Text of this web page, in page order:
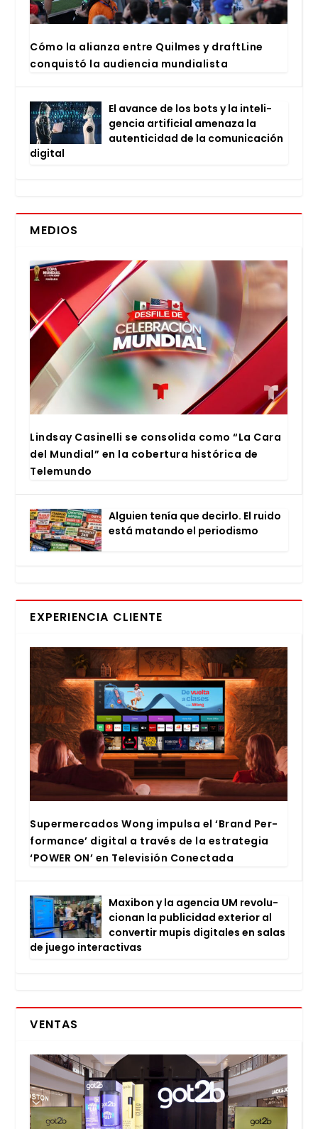
Cómo la alian­za entre Quil­mes y draftLi­ne
con­quis­tó la audien­cia mun­dia­lis­ta
El avan­ce de los bots y la inte­li­
gen­cia arti­fi­cial ame­na­za la
auten­ti­ci­dad de la comu­ni­ca­ción
digi­tal
MEDIOS
Lind­say Casi­ne­lli se con­so­li­da como “La Cara
del Mun­dial” en la cober­tu­ra his­tó­ri­ca de
Tele­mun­do
Alguien tenía que decir­lo. El rui­do
está matan­do el perio­dis­mo
EXPERIENCIA CLIENTE
Super­mer­ca­dos Wong impul­sa el ‘Brand Per­
for­man­ce’ digi­tal a tra­vés de la estra­te­gia
‘POWER ON’ en Tele­vi­sión Conec­ta­da
Maxi­bon y la agen­cia UM revo­lu­
cio­nan la publi­ci­dad exte­rior al
con­ver­tir mupis digi­ta­les en salas
de jue­go inter­ac­ti­vas
VENTAS